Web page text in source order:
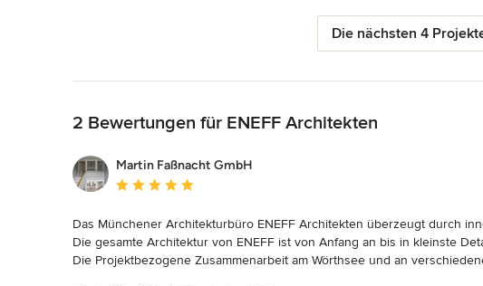
Die nächsten 4
2 Bewertungen für ENEFF Architekten
Martin Faßnacht GmbH
Durchschnittliche Bewertung: 5 von 5 Sternen
Das Münchener Architekturbüro ENEFF Architekten überzeugt durch
Die gesamte Architektur von ENEFF ist von Anfang an bis in kleinste
Die Projektbezogene Zusammenarbeit am Wörthsee und an